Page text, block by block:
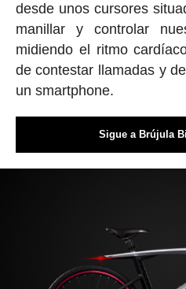
desde unos cursores
manillar y controlar
midiendo el ritmo
de contestar llamadas y
un smartphone.
Sigue a Brújula